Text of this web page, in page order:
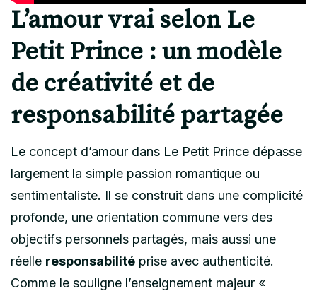
L’amour vrai selon Le
Petit Prince : un modèle
de créativité et de
responsabilité partagée
Le concept d’amour dans Le Petit Prince dépasse
largement la simple passion romantique ou
sentimentaliste. Il se construit dans une complicité
profonde, une orientation commune vers des
objectifs personnels partagés, mais aussi une
réelle responsabilité prise avec authenticité.
Comme le souligne l’enseignement majeur «